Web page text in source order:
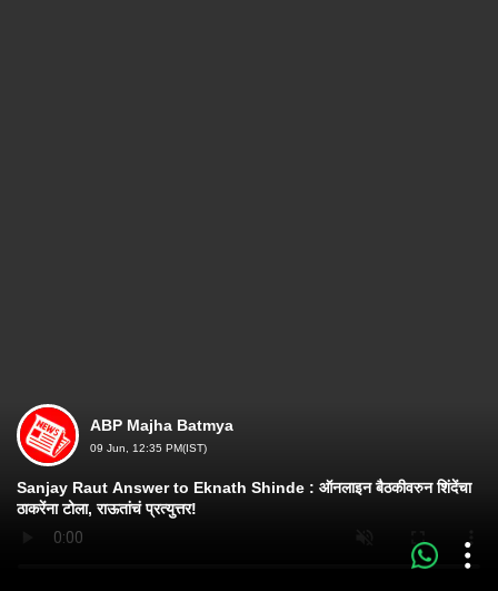
ABP Majha Batmya
09 Jun, 12:35 PM(IST)
Sanjay Raut Answer to Eknath Shinde : ऑनलाइन बैठकीवरुन शिंदेंचा
ठाकरेंना टोला, राऊतांचं प्रत्युत्तर!